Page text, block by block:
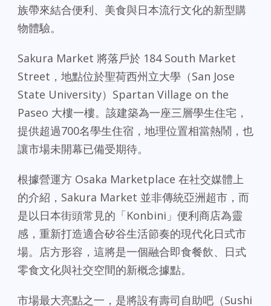
族帶來結合便利、美食與日本流行文化的新型購
物體驗。
Sakura Market 將落戶於 184 South Market
Street，地點位於聖荷西州立大學（San Jose
State University）Spartan Village on the
Paseo 大樓一樓。該建築為一座三層學生住宅，
提供超過700名學生住宿，地理位置相當熱鬧，也
讓市場未開幕已備受期待。
根據營運方 Osaka Marketplace 在社交媒體上
的介紹，Sakura Market 並非傳統亞洲超市，而
是以日本街頭常見的「Konbini」便利商店為靈
感，重新打造適合矽谷生活節奏的現代化日式市
場。店方形容，這將是一個融合即食餐飲、日式
零食文化與社交空間的新概念據點。
市場最大亮點之一，是將設有壽司自助吧（Sushi